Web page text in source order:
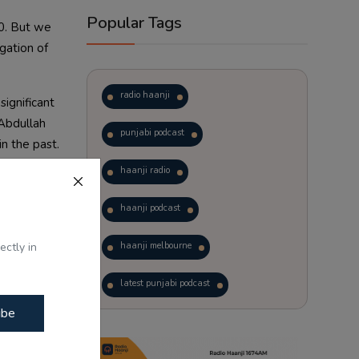
in
But we
of
the past.
ਰਣੌਤ ਦੇ
Popular Tags
radio haanji
punjabi podcast
haanji radio
haanji podcast
haanji melbourne
latest punjabi podcast